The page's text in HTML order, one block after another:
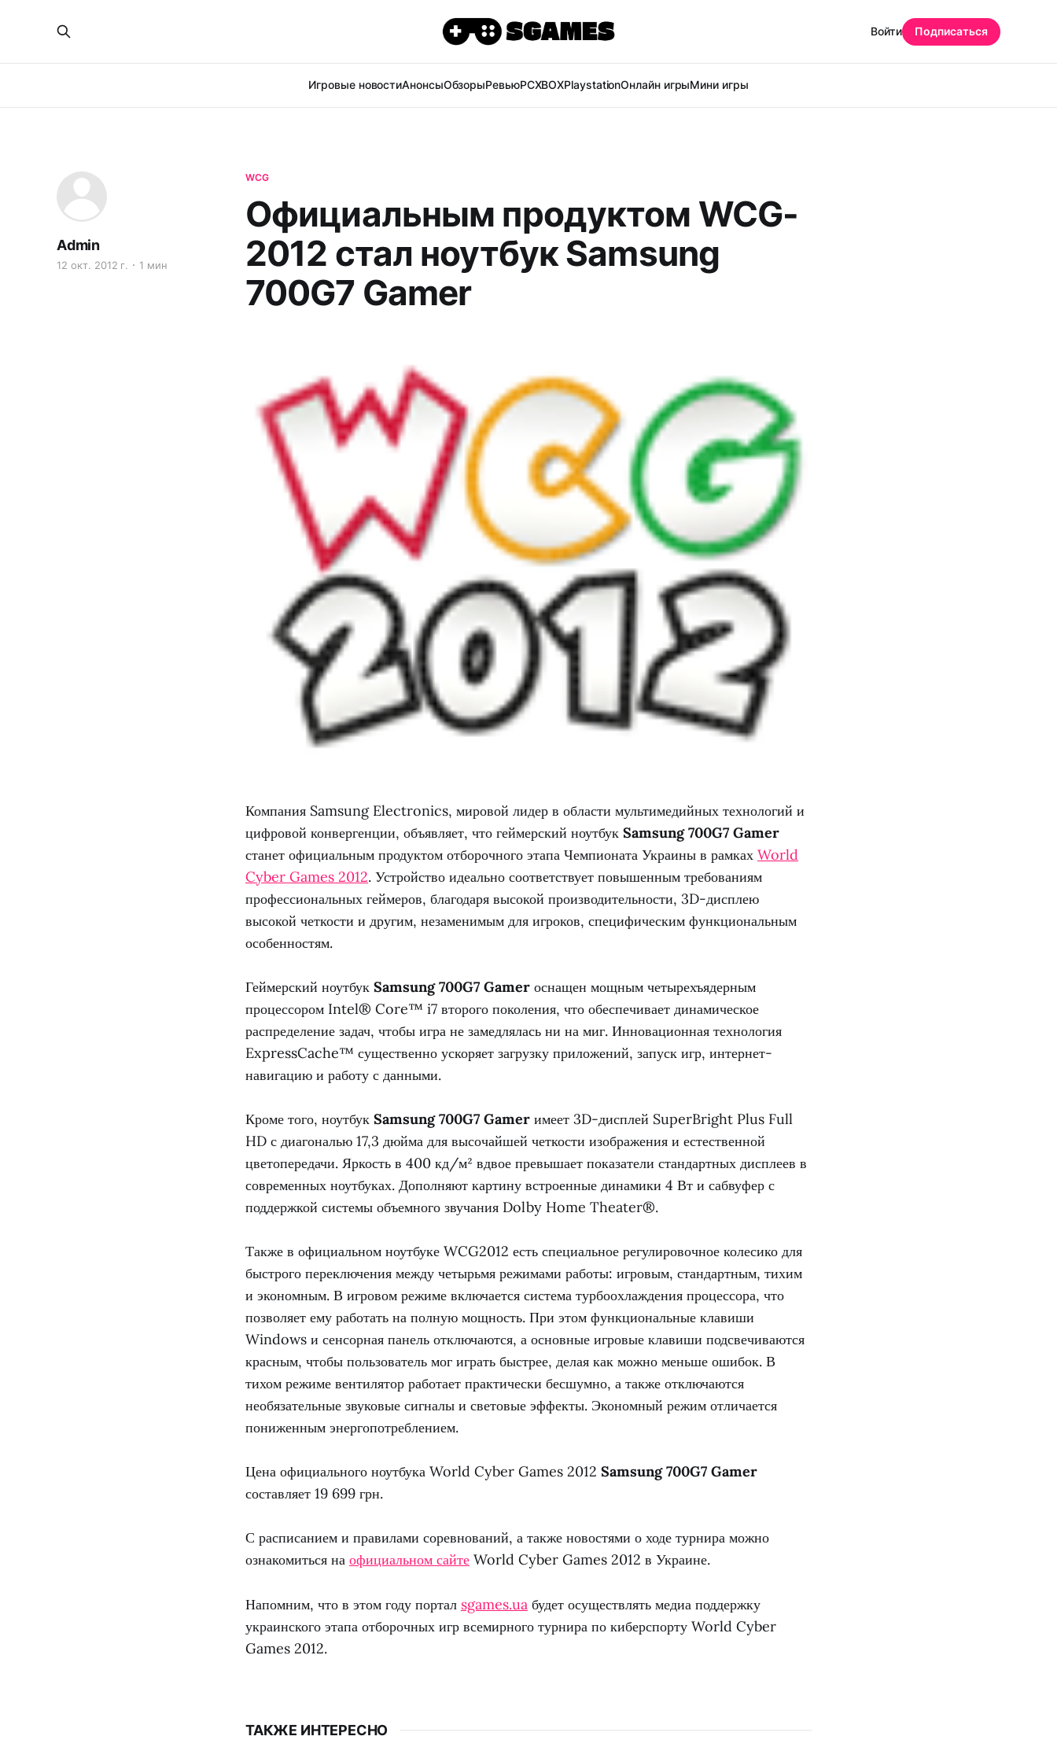
Игровые новостиАнонсыОбзорыРевьюPCXBOXPlaystationОнлайн игрыМини игры
Войти Подписаться
WCG
Официальным продуктом WCG-
2012 стал ноутбук Samsung
700G7 Gamer
Admin
12 окт. 2012 г. 1 мин
Компания Samsung Electronics, мировой лидер в области мультимедийных технологий и
цифровой конвергенции, объявляет, что геймерский ноутбук Samsung 700G7 Gamer
станет официальным продуктом отборочного этапа Чемпионата Украины в рамках World
Cyber Games 2012. Устройство идеально соответствует повышенным требованиям
профессиональных геймеров, благодаря высокой производительности, 3D-дисплею
высокой четкости и другим, незаменимым для игроков, специфическим функциональным
особенностям.
Геймерский ноутбук Samsung 700G7 Gamer оснащен мощным четырехъядерным
процессором Intel® Core™ i7 второго поколения, что обеспечивает динамическое
распределение задач, чтобы игра не замедлялась ни на миг. Инновационная технология
ExpressCache™ существенно ускоряет загрузку приложений, запуск игр, интернет-
навигацию и работу с данными.
Кроме того, ноутбук Samsung 700G7 Gamer имеет 3D-дисплей SuperBright Plus Full
HD с диагональю 17,3 дюйма для высочайшей четкости изображения и естественной
цветопередачи. Яркость в 400 кд/м² вдвое превышает показатели стандартных дисплеев в
современных ноутбуках. Дополняют картину встроенные динамики 4 Вт и сабвуфер с
поддержкой системы объемного звучания Dolby Home Theater®.
Также в официальном ноутбуке WCG2012 есть специальное регулировочное колесико для
быстрого переключения между четырьмя режимами работы: игровым, стандартным, тихим
и экономным. В игровом режиме включается система турбоохлаждения процессора, что
позволяет ему работать на полную мощность. При этом функциональные клавиши
Windows и сенсорная панель отключаются, а основные игровые клавиши подсвечиваются
красным, чтобы пользователь мог играть быстрее, делая как можно меньше ошибок. В
тихом режиме вентилятор работает практически бесшумно, а также отключаются
необязательные звуковые сигналы и световые эффекты. Экономный режим отличается
пониженным энергопотреблением.
Цена официального ноутбука World Cyber Games 2012 Samsung 700G7 Gamer
составляет 19 699 грн.
С расписанием и правилами соревнований, а также новостями о ходе турнира можно
ознакомиться на официальном сайте World Cyber Games 2012 в Украине.
Напомним, что в этом году портал sgames.ua будет осуществлять медиа поддержку
украинского этапа отборочных игр всемирного турнира по киберспорту World Cyber
Games 2012.
ТАКЖЕ ИНТЕРЕСНО